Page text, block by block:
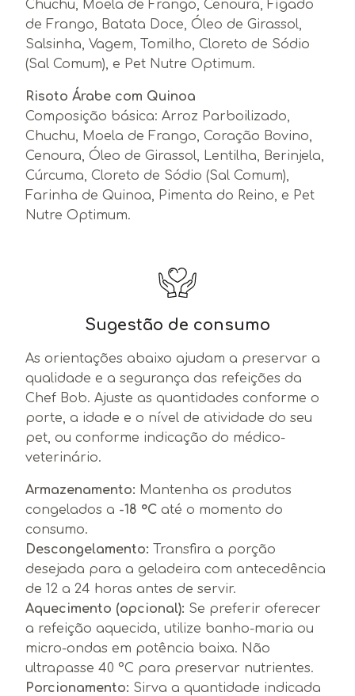
Chuchu, Moela de Frango, Cenoura, Fígado
de Frango, Batata Doce, Óleo de Girassol,
Salsinha, Vagem, Tomilho, Cloreto de Sódio
(Sal Comum), e Pet Nutre Optimum.
Risoto Árabe com Quinoa
Composição básica: Arroz Parboilizado,
Chuchu, Moela de Frango, Coração Bovino,
Cenoura, Óleo de Girassol, Lentilha, Berinjela,
Cúrcuma, Cloreto de Sódio (Sal Comum),
Farinha de Quinoa, Pimenta do Reino, e Pet
Nutre Optimum.
Sugestão de consumo
As orientações abaixo ajudam a preservar a
qualidade e a segurança das refeições da
Chef Bob. Ajuste as quantidades conforme o
porte, a idade e o nível de atividade do seu
pet, ou conforme indicação do médico-
veterinário.
Armazenamento: Mantenha os produtos
congelados a -18 °C até o momento do
consumo.
Descongelamento: Transfira a porção
desejada para a geladeira com antecedência
de 12 a 24 horas antes de servir.
Aquecimento (opcional): Se preferir oferecer
a refeição aquecida, utilize banho-maria ou
micro-ondas em potência baixa. Não
ultrapasse 40 °C para preservar nutrientes.
Porcionamento: Sirva a quantidade indicada